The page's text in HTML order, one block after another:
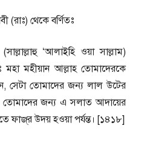
(রাঃ) থেকে বর্ণিতঃ
‘আলাইহি ওয়া সাল্লাম)
মহীয়ান আল্লাহ তোমাদেরকে
সেটা তোমাদের জন্য লাল উটের
তোমাদের জন্য এ সলাত আদায়ের
ফাজ্‌র উদয় হওয়া পর্যন্ত। [১৪১৮]